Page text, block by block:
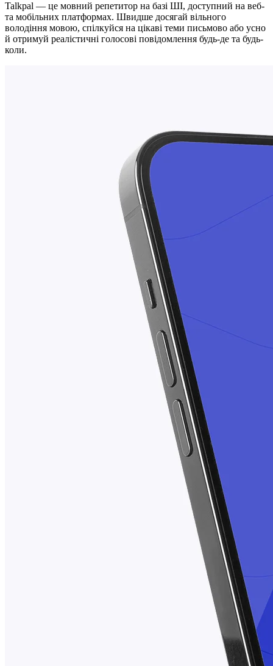
Talkpal — це мовний репетитор на базі ШІ, доступний на веб-
та мобільних платформах. Швидше досягай вільного
володіння мовою, спілкуйся на цікаві теми письмово або усно
й отримуй реалістичні голосові повідомлення будь-де та будь-
коли.